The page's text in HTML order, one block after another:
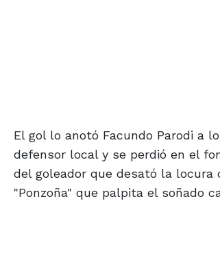
El gol lo anotó Facundo Parodi a
defensor local y se perdió en el
del goleador que desató la
"Ponzoña" que palpita el soñado